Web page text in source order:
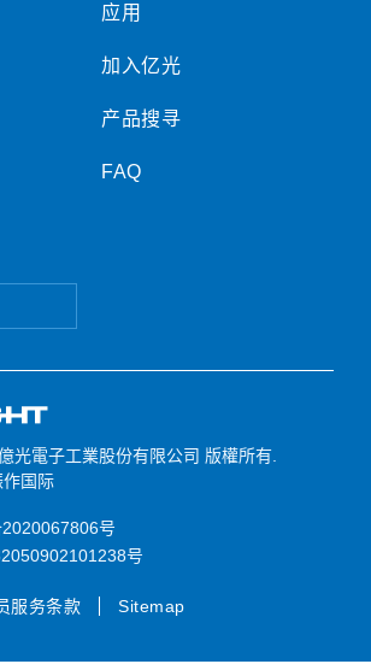
应用
加入亿光
产品搜寻
FAQ
光電子工業股份有限公司 版權所有.
作国际
号
号
服务条款 Sitemap